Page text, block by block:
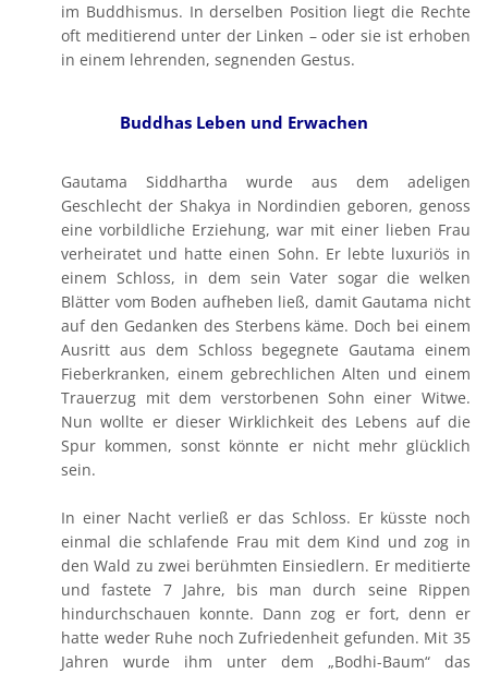
im Buddhismus. In derselben Position liegt die Rechte
oft meditierend unter der Linken – oder sie ist erhoben
in einem lehrenden, segnenden Gestus.
Buddhas Leben und Erwachen
Gautama Siddhartha wurde aus dem adeligen
Geschlecht der Shakya in Nordindien geboren, genoss
eine vorbildliche Erziehung, war mit einer lieben Frau
verheiratet und hatte einen Sohn. Er lebte luxuriös in
einem Schloss, in dem sein Vater sogar die welken
Blätter vom Boden aufheben ließ, damit Gautama nicht
auf den Gedanken des Sterbens käme. Doch bei einem
Ausritt aus dem Schloss begegnete Gautama einem
Fieberkranken, einem gebrechlichen Alten und einem
Trauerzug mit dem verstorbenen Sohn einer Witwe.
Nun wollte er dieser Wirklichkeit des Lebens auf die
Spur kommen, sonst könnte er nicht mehr glücklich
sein.
In einer Nacht verließ er das Schloss. Er küsste noch
einmal die schlafende Frau mit dem Kind und zog in
den Wald zu zwei berühmten Einsiedlern. Er meditierte
und fastete 7 Jahre, bis man durch seine Rippen
hindurchschauen konnte. Dann zog er fort, denn er
hatte weder Ruhe noch Zufriedenheit gefunden. Mit 35
Jahren wurde ihm unter dem „Bodhi-Baum“ das